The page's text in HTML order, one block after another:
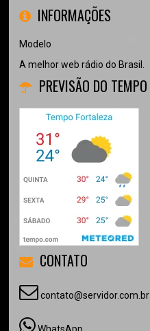
INFORMAÇÕES
Modelo
A melhor web rádio do Brasil.
PREVISÃO DO TEMPO
CONTATO
contato@servidor.com.br